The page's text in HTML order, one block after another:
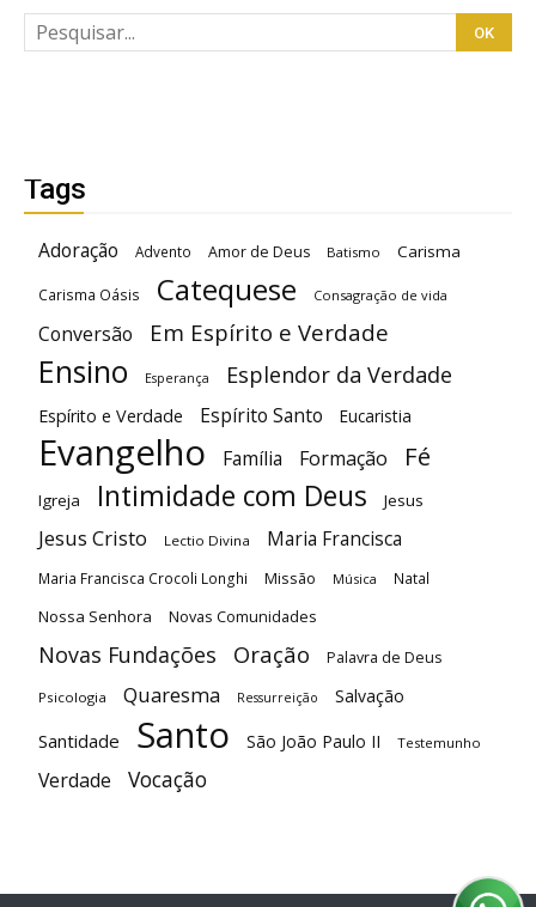
Tags
Adoração Advento Amor de Deus Batismo Carisma
Carisma Oásis Catequese Consagração de vida
Conversão Em Espírito e Verdade
Ensino Esperança Esplendor da Verdade
Espírito e Verdade Espírito Santo Eucaristia
Evangelho Família Formação Fé
Igreja Intimidade com Deus Jesus
Jesus Cristo Lectio Divina Maria Francisca
Maria Francisca Crocoli Longhi Missão Música Natal
Nossa Senhora Novas Comunidades
Novas Fundações Oração Palavra de Deus
Psicologia Quaresma Ressurreição Salvação
Santidade Santo São João Paulo II Testemunho
Verdade Vocação